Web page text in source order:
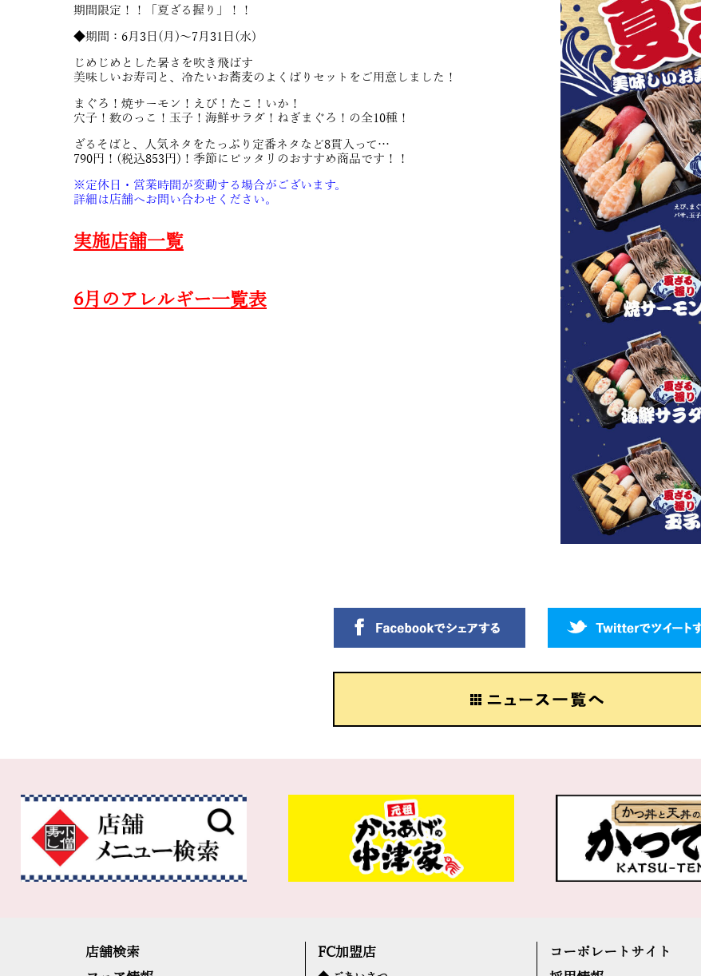
期間限定！！「夏ざる握り」！！
◆期間：6月3日(月)～7月31日(水)
じめじめとした暑さを吹き飛ばす
美味しいお寿司と、冷たいお蕎麦のよくばりセットをご用意しました！
まぐろ！焼サーモン！えび！たこ！いか！
穴子！数のっこ！玉子！海鮮サラダ！ねぎまぐろ！の全10種！
ざるそばと、人気ネタをたっぷり定番ネタなど8貫入って…
790円！(税込853円)！季節にピッタリのおすすめ商品です！！
※定休日・営業時間が変動する場合がございます。
詳細は店舗へお問い合わせください。
実施店舗一覧
6月のアレルギー一覧表
店舗検索
FC加盟店
コーポレートサイト